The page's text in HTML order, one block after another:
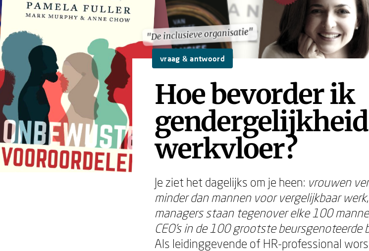
"De inclusieve organisatie"
"De inclusieve organisatie"
vraag & antwoord
Hoe bevorder ik
werkvloer?
Je ziet het dagelijks om je heen: vrouwen
minder dan mannen voor vergelijkbaar werk,
managers staan tegenover elke 100
CEO's in de 100 grootste beursgenoteerde
Als leidinggevende of HR-professional